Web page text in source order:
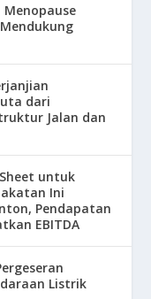
Menopause
dari
Jalan dan
untuk
Ini
Pendapatan
EBITDA
Listrik